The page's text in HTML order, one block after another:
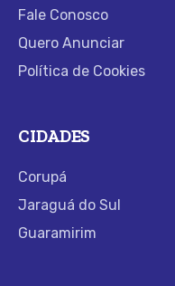
Fale Conosco
Quero Anunciar
Política de Cookies
CIDADES
Corupá
Jaraguá do Sul
Guaramirim